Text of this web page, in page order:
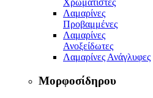
Χρωματιστές
Λαμαρίνες
Προβαμμένες
Λαμαρίνες
Ανοξείδωτες
Λαμαρίνες Ανάγλυφες
Μορφοσίδηρου